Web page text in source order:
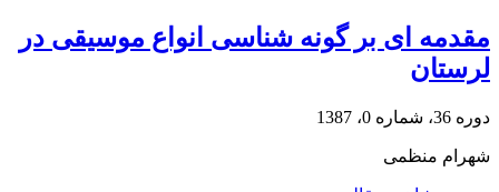
مقدمه ای بر گونه شناسی انواع موسیقی در
لرستان
دوره 36، شماره 0، 1387
شهرام منظمی